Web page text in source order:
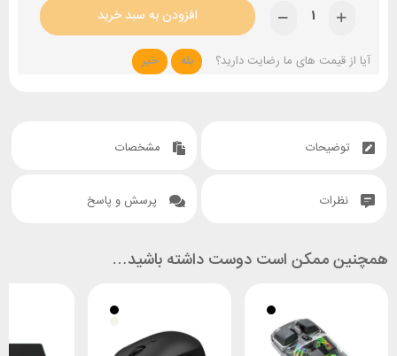
افزودن به سبد خرید
آیا از قیمت های ما رضایت دارید؟ بله خیر
توضیحات مشخصات
نظرات پرسش و پاسخ
همچنین ممکن است دوست داشته باشید…